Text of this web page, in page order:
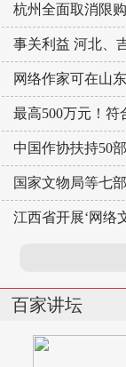
杭州全面取消限
事关利益 河北、
网络作家可在山
最高500万元！符
中国作协扶持50
国家文物局等七
江西省开展‘网络
百家讲坛